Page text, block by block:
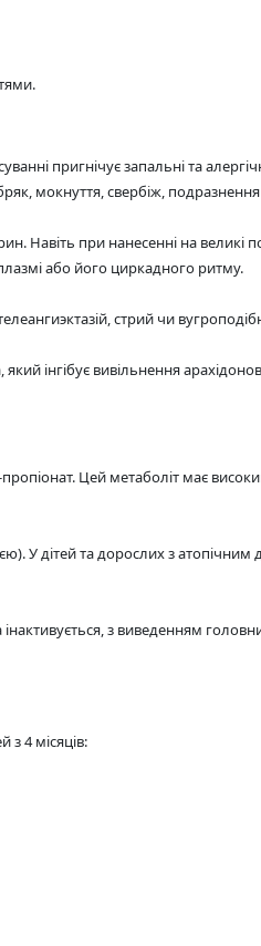
пригнічує запальні та
мокнуття, свербіж, подразнення
Навіть при нанесенні на великі
або його циркадного ритму.
стрий чи
інгібує вивільнення
Цей метаболіт має
У дітей та дорослих з
з виведенням
4 місяців: